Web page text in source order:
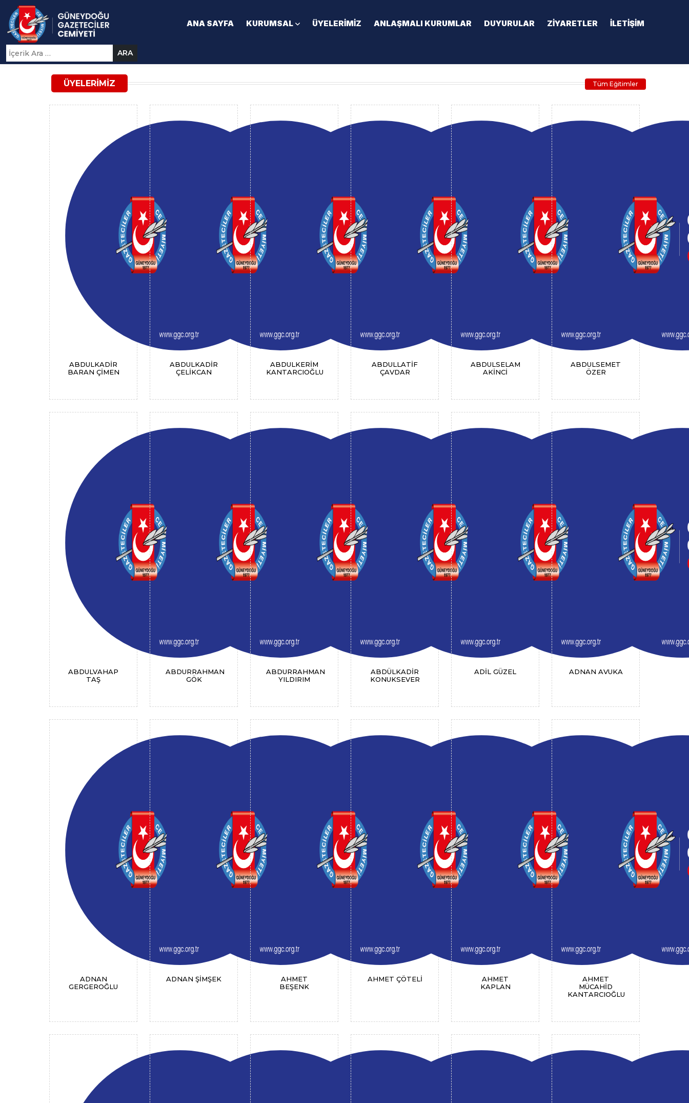
ANA SAYFA KURUMSAL ÜYELERIMIZ ANLAŞMALI KURUMLAR DUYURULAR ZIYARETLER İLETIŞIM
ARA
ÜYELERIMIZ Tüm Eğitimler
ABDULKADİR
BARAN ÇİMEN
ABDULKADİR
ÇELİKCAN
ABDULKERİM
KANTARCIOĞLU
ABDULLATİF
ÇAVDAR
ABDULSELAM
AKİNCİ
ABDULSEMET
ÖZER
ABDULVAHAP
TAŞ
ABDURRAHMAN
GÖK
ABDURRAHMAN
YILDIRIM
ABDÜLKADİR
KONUKSEVER
ADİL GÜZEL ADNAN AVUKA
ADNAN
GERGEROĞLU
ADNAN ŞİMŞEK
AHMET
BEŞENK
AHMET ÇÖTELİ
AHMET
KAPLAN
AHMET
MÜCAHİD
KANTARCIOĞLU